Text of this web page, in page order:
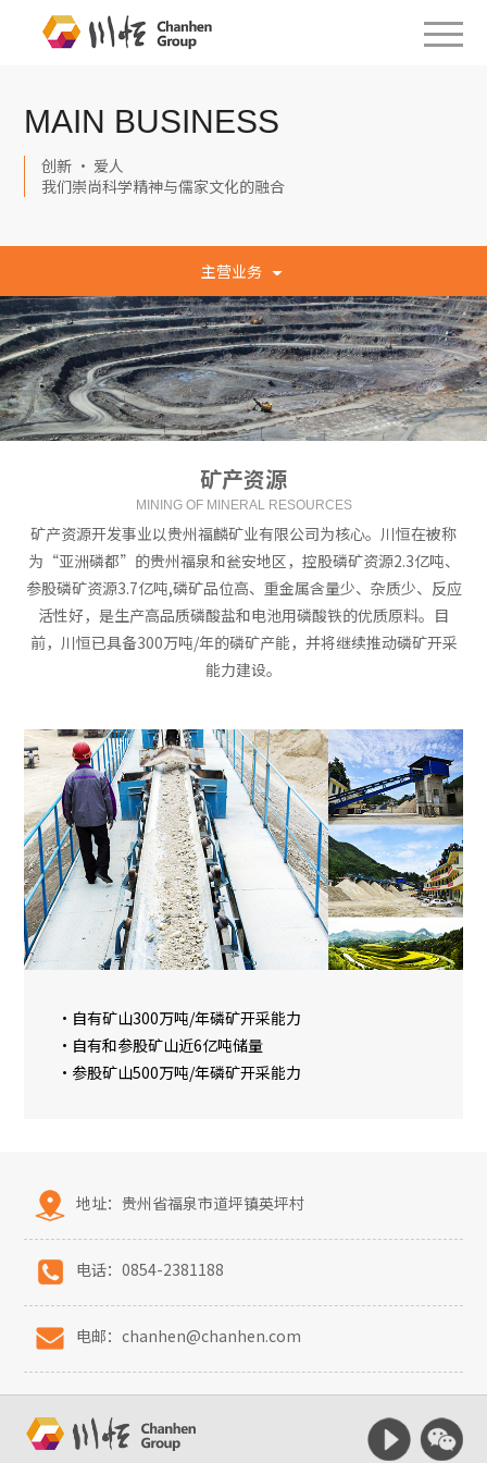
MAIN BUSINESS
创新 · 爱人
我们崇尚科学精神与儒家文化的融合
主营业务
矿产资源
MINING OF MINERAL RESOURCES
矿产资源开发事业以贵州福麟矿业有限公司为核心。川恒在被称
为“亚洲磷都”的贵州福泉和瓮安地区，控股磷矿资源2.3亿吨、
参股磷矿资源3.7亿吨,磷矿品位高、重金属含量少、杂质少、反应
活性好，是生产高品质磷酸盐和电池用磷酸铁的优质原料。目
前，川恒已具备300万吨/年的磷矿产能，并将继续推动磷矿开采
能力建设。
•自有矿山300万吨/年磷矿开采能力
•自有和参股矿山近6亿吨储量
•参股矿山500万吨/年磷矿开采能力
地址：贵州省福泉市道坪镇英坪村
电话：0854-2381188
电邮：chanhen@chanhen.com